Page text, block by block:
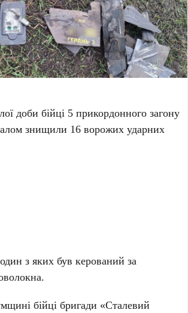
доби бійці 5 прикордонного загону
знищили 16 ворожих ударних
з яких був керований за
бійці бригади «Сталевий